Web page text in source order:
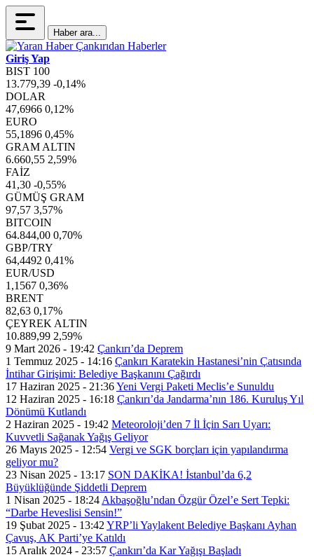
Haber ara...
Giriş Yap
BIST 100
13.779,39 -0,14%
DOLAR
47,6966 0,12%
EURO
55,1896 0,45%
GRAM ALTIN
6.660,55 2,59%
FAİZ
41,30 -0,55%
GÜMÜŞ GRAM
97,57 3,57%
BITCOIN
64.844,00 0,70%
GBP/TRY
64,4492 0,41%
EUR/USD
1,1567 0,36%
BRENT
82,63 0,17%
ÇEYREK ALTIN
10.889,99 2,59%
9 Mart 2026 - 19:42 Çankırı’da Deprem
1 Temmuz 2025 - 14:16 Çankırı Karatekin Hastanesi’nin Çatısında
İntihar Girişimi: Belediye Başkanını Çağırdı
17 Haziran 2025 - 21:36Yeni Vergi Paketi Meclis’e Sunuldu
12 Haziran 2025 - 16:18 Çankırı’da Jandarma’nın 186. Kuruluş Yıl
Dönümü Kutlandı
2 Haziran 2025 - 19:42 Meteoroloji’den 7 İl İçin Sarı Uyarı:
Kuvvetli Sağanak Yağış Geliyor
26 Mayıs 2025 - 12:54 Vergi ve SGK borçları için yapılandırma
geliyor mu?
23 Nisan 2025 - 13:17 SON DAKİKA! İstanbul’da 6,2
Büyüklüğünde Şiddetli Deprem
1 Nisan 2025 - 18:24 Akbaşoğlu’ndan Özgür Özel’e Sert Tepki:
“Darbe Heveslisi Sensin!”
19 Şubat 2025 - 13:42 YRP’li Yaylakent Belediye Başkanı Ayhan
Çavuş, AK Parti’ye Katıldı
15 Aralık 2024 - 23:57 Çankırı’da Kar Yağışı Başladı